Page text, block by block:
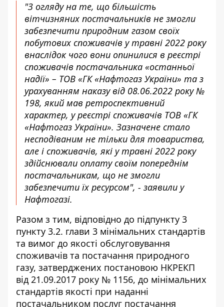
"З огляду на те, що більшість
вітчизняних постачальників не змогли
забезпечити природним газом своїх
побутових споживачів у травні 2022 року
внаслідок чого вони опинилися в реєстрі
споживачів постачальника «останньої
надії» – ТОВ «ГК «Нафтогаз України» та з
урахуванням наказу від 08.06.2022 року №
198, який мав ретроспективний
характер, у реєстрі споживачів ТОВ «ГК
«Нафтогаз України». Зазначене стало
несподіваним не тільки для товариства,
але і споживачів, які у травні 2022 року
здійснювали оплату своїм попереднім
постачальникам, що не змогли
забезпечити їх ресурсом", - заявили у
Нафтогазі.
Разом з тим, відповідно до підпункту 3
пункту 3.2. глави 3 мінімальних стандартів
та вимог до якості обслуговування
споживачів та постачання природного
газу, затверджених постановою НКРЕКП
від 21.09.2017 року № 1156, до мінімальних
стандартів якості при наданні
постачальником послуг постачання